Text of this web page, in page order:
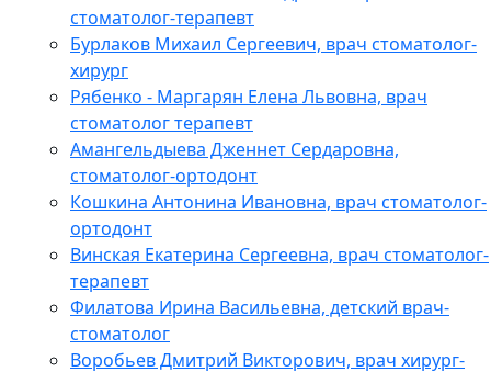
стоматолог-терапевт
Бурлаков Михаил Сергеевич, врач стоматолог-
хирург
Рябенко - Маргарян Елена Львовна, врач
стоматолог терапевт
Амангельдыева Дженнет Сердаровна,
стоматолог-ортодонт
Кошкина Антонина Ивановна, врач стоматолог-
ортодонт
Винская Екатерина Сергеевна, врач стоматолог-
терапевт
Филатова Ирина Васильевна, детский врач-
стоматолог
Воробьев Дмитрий Викторович, врач хирург-